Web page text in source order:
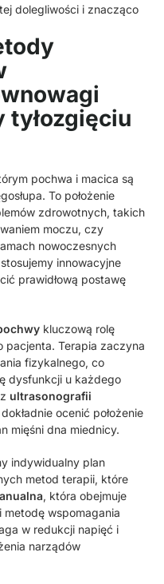
dolegliwości i znacząco
pochwa i macica są
To położenie
zdrowotnych, takich
moczu, czy
nowoczesnych
stosujemy innowacyjne
prawidłową postawę
kluczową rolę
pacjenta. Terapia zaczyna
fizykalnego, co
dysfunkcji u każdego
ultrasonografii
ocenić położenie
mięśni dna miednicy.
indywidualny plan
metod terapii, które
, która obejmuje
wspomagania
w redukcji napięć i
narządów